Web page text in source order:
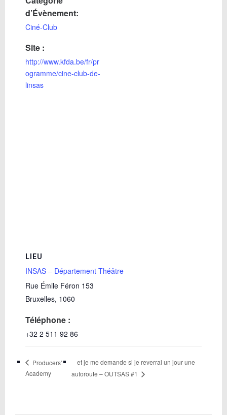
d’Évènement:
Ciné-Club
Site :
http://www.kfda.be/fr/pr
ogramme/cine-club-de-
linsas
LIEU
INSAS – Département Théâtre
Rue Émile Féron 153
Bruxelles, 1060
Téléphone :
+32 2 511 92 86
Producers’
Academy
​et je me demande si je reverrai un jour une
autoroute – OUTSAS #1